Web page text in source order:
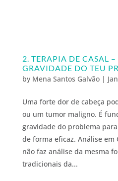
2. TERAPIA DE CASAL
GRAVIDADE DO TEU
by Mena Santos Galvão|
Uma forte dor de cabeça
ou um tumor maligno. É
gravidade do problema
de forma eficaz. Análise em
não faz análise da mesma
tradicionais da...